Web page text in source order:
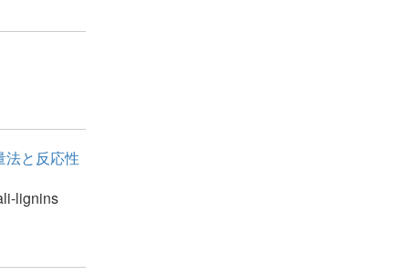
法と反応性
lignins